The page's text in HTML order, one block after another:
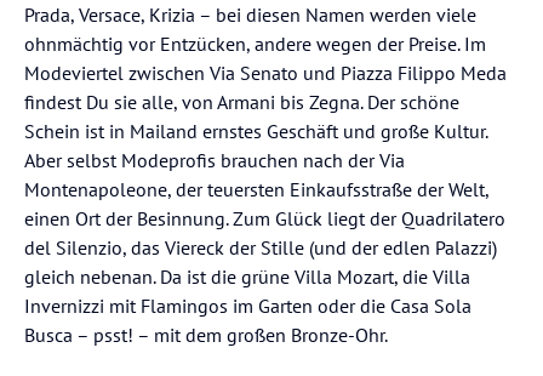
Prada, Versace, Krizia – bei diesen Namen werden viele
ohnmächtig vor Entzücken, andere wegen der Preise. Im
Modeviertel zwischen Via Senato und Piazza Filippo Meda
findest Du sie alle, von Armani bis Zegna. Der schöne
Schein ist in Mailand ernstes Geschäft und große Kultur.
Aber selbst Modeprofis brauchen nach der Via
Montenapoleone, der teuersten Einkaufsstraße der Welt,
einen Ort der Besinnung. Zum Glück liegt der Quadrilatero
del Silenzio, das Viereck der Stille (und der edlen Palazzi)
gleich nebenan. Da ist die grüne Villa Mozart, die Villa
Invernizzi mit Flamingos im Garten oder die Casa Sola
Busca – psst! – mit dem großen Bronze-Ohr.